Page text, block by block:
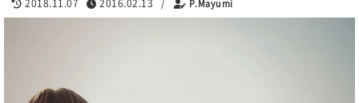
2018.11.07 2016.02.13 / P.Mayumi